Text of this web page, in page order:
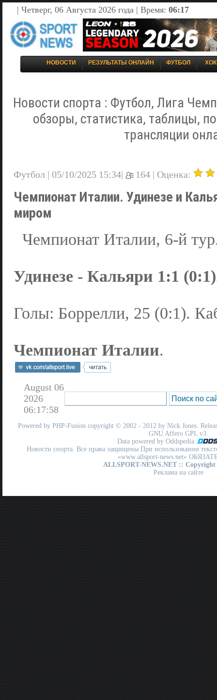
| Четверг, 06 Августа 2026 года | Время: 06:17
НОВОСТИ РЕЗУЛЬТАТЫ ОНЛАЙН ФУТБОЛ
Новости спорта : Футбол, Лига
обзоры, статистика, таблицы,
трансляции
Футбол | 05/10/2025 15:34| 164 | Оценка:
Чемпионат Италии. Удинезе и
миром
Чемпионат Италии, 6-й
Удинезе - Кальяри 1:1
Голы: Боррелли, 25 (0:1).
Чемпионат Италии.
August 06
2026
06:17:58
Powered by PHP-Fusion copyright © 2002 - 2012 by Nick Jones.
GNU Affero GPL v3.
Data powered by Oddspedia
Новости спорта. Все права защищены При использовании
«www.allsport-news.net»
ALLSPORT-NEWS.NET :: Copyright
Реклама на сайте